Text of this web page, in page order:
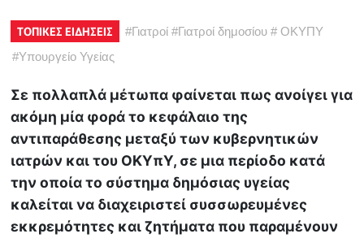
ΤΟΠΙΚΕΣ ΕΙΔΗΣΕΙΣ #Γιατροί #Γιατροί δημοσίου # ΟΚΥΠΥ
#Υπουργείο Υγείας
Σε πολλαπλά μέτωπα φαίνεται πως ανοίγει για
ακόμη μία φορά το κεφάλαιο της
αντιπαράθεσης μεταξύ των κυβερνητικών
ιατρών και του ΟΚΥπΥ, σε μια περίοδο κατά
την οποία το σύστημα δημόσιας υγείας
καλείται να διαχειριστεί συσσωρευμένες
εκκρεμότητες και ζητήματα που παραμένουν